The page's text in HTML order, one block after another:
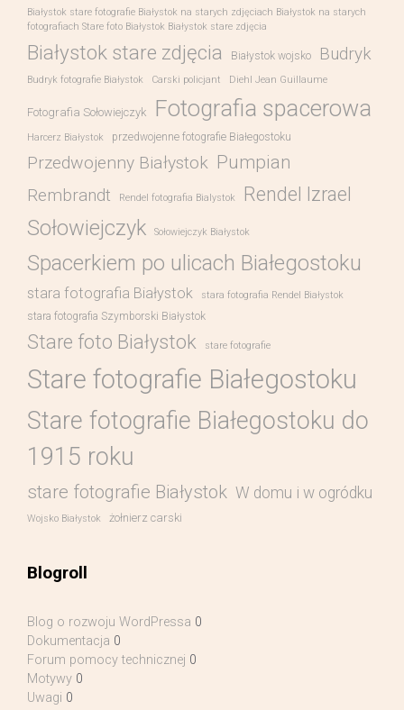
Białystok stare fotografie Białystok na starych zdjęciach Białystok na starych
fotografiach Stare foto Białystok Białystok stare zdjęcia
Białystok stare zdjęcia Białystok wojsko Budryk
Budryk fotografie Białystok Carski policjant Diehl Jean Guillaume
Fotografia Sołowiejczyk Fotografia spacerowa
Harcerz Białystok przedwojenne fotografie Białegostoku
Przedwojenny Białystok Pumpian
Rembrandt Rendel fotografia Bialystok Rendel Izrael
Sołowiejczyk Sołowiejczyk Białystok
Spacerkiem po ulicach Białegostoku
stara fotografia Białystok stara fotografia Rendel Białystok
stara fotografia Szymborski Białystok
Stare foto Białystok stare fotografie
Stare fotografie Białegostoku
Stare fotografie Białegostoku do
1915 roku
stare fotografie Białystok W domu i w ogródku
Wojsko Białystok żołnierz carski
Blogroll
Blog o rozwoju WordPressa 0
Dokumentacja 0
Forum pomocy technicznej 0
Motywy 0
Uwagi 0